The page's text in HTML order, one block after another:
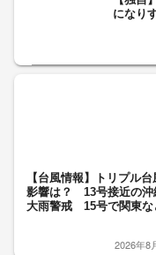
になり
【台風情報】トリプル台
影響は？ 13号接近の沖
大雨警戒 15号で関東な
2026年8